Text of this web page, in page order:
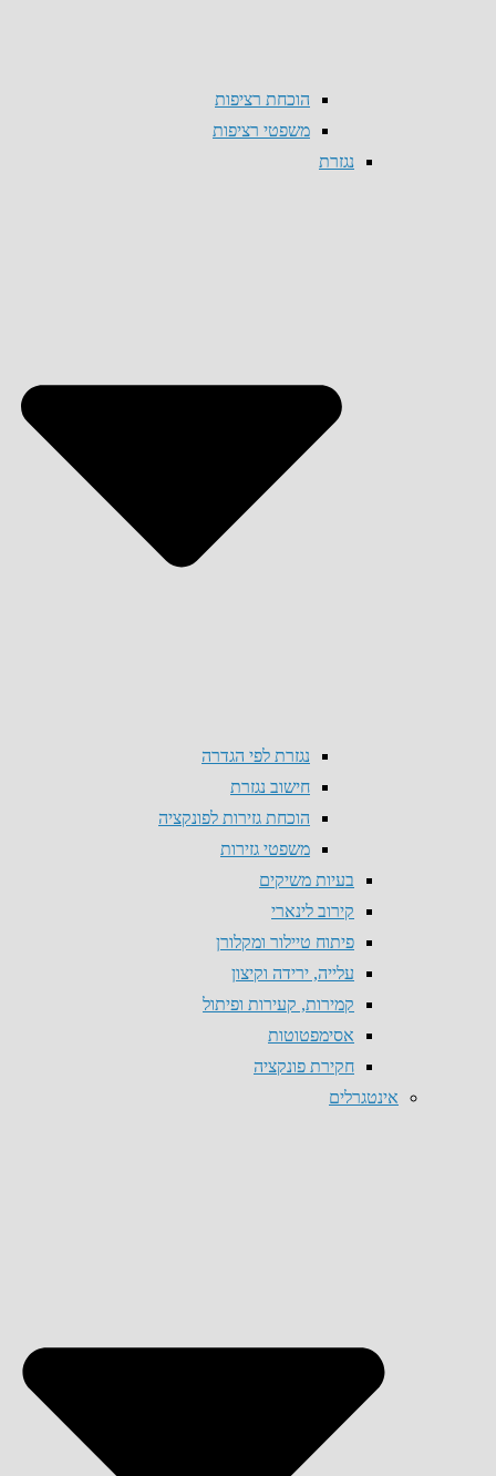
הוכחת רציפות
משפטי רציפות
נגזרת
נגזרת לפי הגדרה
חישוב נגזרת
הוכחת גזירות לפונקציה
משפטי גזירות
בעיות משיקים
קירוב לינארי
פיתוח טיילור ומקלורן
עלייה, ירידה וקיצון
קמירות, קעירות ופיתול
אסימפטוטות
חקירת פונקציה
אינטגרלים